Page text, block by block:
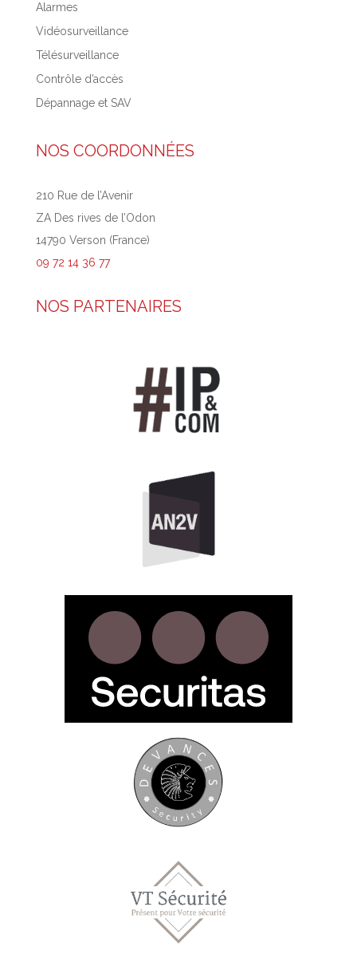
Alarmes
Vidéosurveillance
Télésurveillance
Contrôle d’accès
Dépannage et SAV
NOS COORDONNÉES
210 Rue de l’Avenir
ZA Des rives de l’Odon
14790 Verson (France)
09 72 14 36 77
NOS PARTENAIRES